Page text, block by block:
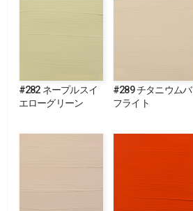
#282 ネープルスイ
エローグリーン
#289 チタニウムバ
フライト